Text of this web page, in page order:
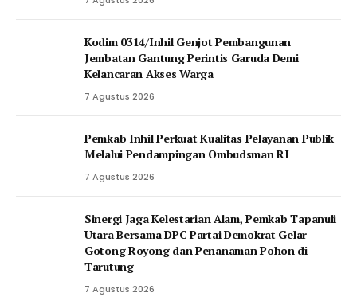
Kodim 0314/Inhil Genjot Pembangunan
Jembatan Gantung Perintis Garuda Demi
Kelancaran Akses Warga
7 Agustus 2026
Pemkab Inhil Perkuat Kualitas Pelayanan Publik
Melalui Pendampingan Ombudsman RI
7 Agustus 2026
‎Sinergi Jaga Kelestarian Alam, Pemkab Tapanuli
Utara Bersama DPC Partai Demokrat Gelar
Gotong Royong dan Penanaman Pohon di
Tarutung
7 Agustus 2026